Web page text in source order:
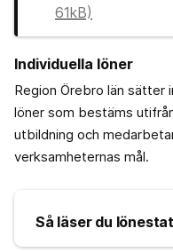
61kB)
Individuella löner
Region Örebro län sätter
löner som bestäms
utbildning och
verksamheternas mål.
Så läser du